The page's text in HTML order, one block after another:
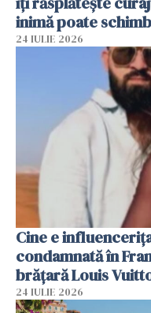
inimă poate
24 IULIE 2026
Cine e
condamnată în
brățară Louis
24 IULIE 2026